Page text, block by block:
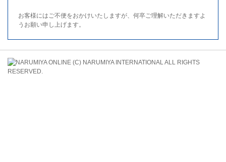
お客様にはご不便をおかけいたしますが、何卒ご理解いただきますよ
うお願い申し上げます。